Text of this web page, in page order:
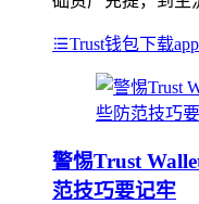
Trust钱包下载app
警惕Trust
范技巧要记牢